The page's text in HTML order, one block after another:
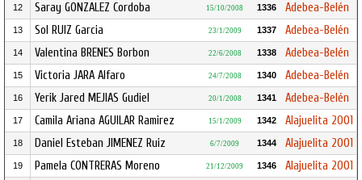
12 Saray GONZALEZ Cordoba 15/10/2008 1336 Adebea-Belén
13 Sol RUIZ Garcia 23/1/2009 1337 Adebea-Belén
14 Valentina BRENES Borbon 22/6/2008 1338 Adebea-Belén
15 Victoria JARA Alfaro 24/7/2008 1340 Adebea-Belén
16 Yerik Jared MEJIAS Gudiel 20/1/2008 1341 Adebea-Belén
17 Camila Ariana AGUILAR Ramirez 15/1/2009 1342 Alajuelita 2001
18 Daniel Esteban JIMENEZ Ruiz 6/7/2009 1344 Alajuelita 2001
19 Pamela CONTRERAS Moreno 21/12/2009 1346 Alajuelita 2001